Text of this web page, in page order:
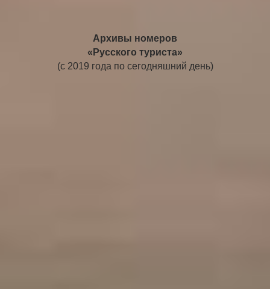
Архивы номеров
«Русского туриста»
(с 2019 года по сегодняшний день)